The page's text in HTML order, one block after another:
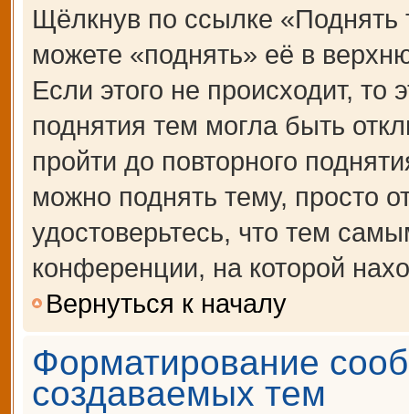
Щёлкнув по ссылке
можете «поднять» её в
Если этого не происходит, то
поднятия тем могла быть
пройти до повторного
можно поднять тему, просто
удостоверьтесь, что тем
конференции, на которой
Вернуться к началу
Форматирование
создаваемых тем